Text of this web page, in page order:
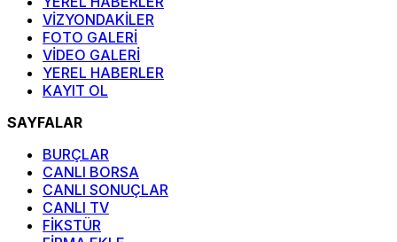
VİZYONDAKİLER
FOTO GALERİ
VİDEO GALERİ
YEREL HABERLER
KAYIT OL
SAYFALAR
BURÇLAR
CANLI BORSA
CANLI SONUÇLAR
CANLI TV
FİKSTÜR